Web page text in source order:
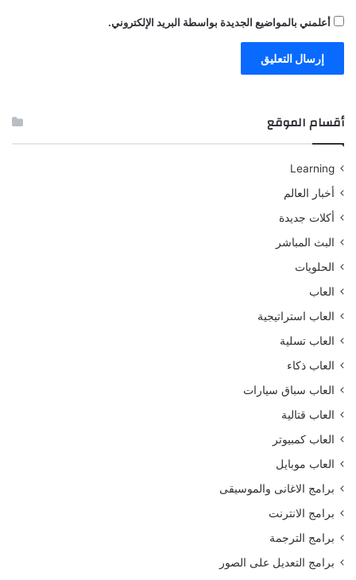
أعلمني بالمواضيع الجديدة بواسطة البريد الإلكتروني.
أقسام الموقع
Learning
أخبار العالم
أكلات جديدة
البث المباشر
الحلويات
العاب
العاب استراتيجية
العاب تسلية
العاب ذكاء
العاب سباق سيارات
العاب قتالية
العاب كمبيوتر
العاب موبايل
برامج الاغانى والموسيقى
برامج الانترنت
برامج الترجمة
برامج التعديل على الصور